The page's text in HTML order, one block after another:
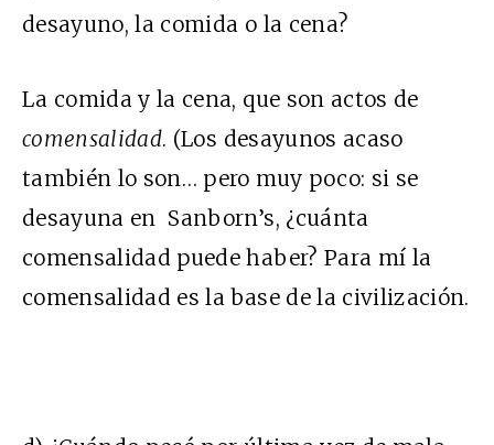
desayuno, la comida o la cena?
La comida y la cena, que son actos de
comensalidad. (Los desayunos acaso
también lo son… pero muy poco: si se
desayuna en Sanborn’s, ¿cuánta
comensalidad puede haber? Para mí la
comensalidad es la base de la civilización.